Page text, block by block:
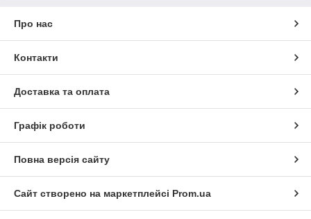
Про нас
Контакти
Доставка та оплата
Графік роботи
Повна версія сайту
Сайт створено на маркетплейсі Prom.ua